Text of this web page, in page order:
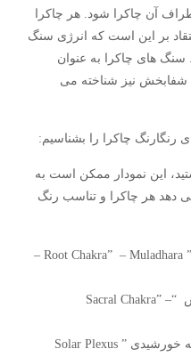
آن چاکرا شود. هر چاکرا
بر این است که انرژی سنگ
سنگ های چاکرا به عنوان
نیز شناخته می
رنگارنگ چاکرا را بشناسیم:
این نمودار ممکن است به
دهد هر چاکرا و تناسب رنگ
چاکرای اول – چاکرای ریشه” Root Chakra” – Muladhara –
چاکرای دوم – چاکرای مقدس “Sacral Chakra” –
چاکرای سوم – چاکرای شبکه خورشیدی ” Solar Plexus